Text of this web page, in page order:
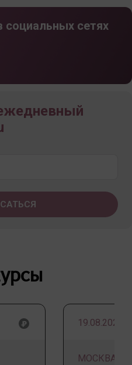
социальных сетях
19.08.2026
МОСКВА